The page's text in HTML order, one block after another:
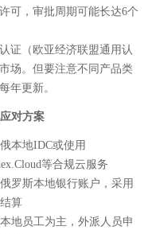
可，审批周期可能长达6个
证（欧亚经济联盟通用认
场。但要注意不同产品类
年更新。
对方案
本地IDC或使用
等合规云服务
罗斯本地银行账户，采用
算
地员工为主，外派人员申